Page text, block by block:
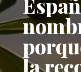
la